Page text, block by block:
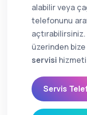
alabilir veya
telefonunu
açtırabilirsiniz.
üzerinden
servisi
Servis